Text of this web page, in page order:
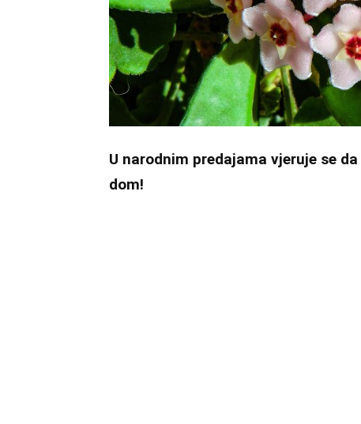
U narodnim predajama vjeruje se
dom!